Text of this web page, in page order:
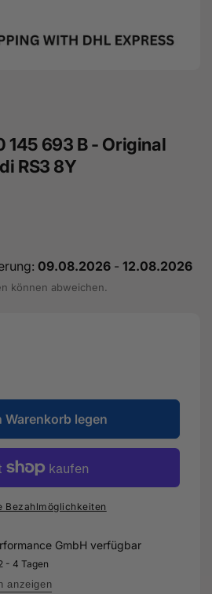
145 693 B - Original
RS3 8Y
09.08.2026 - 12.08.2026
können abweichen.
Warenkorb legen
Bezahlmöglichkeiten
GmbH verfügbar
- 4 Tagen
anzeigen